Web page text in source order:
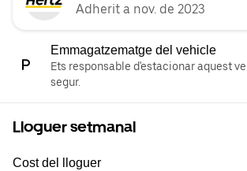
Adherit a nov. de 2023
Emmagatzematge del vehicle
Ets responsable d'estacionar aquest
segur.
Lloguer setmanal
Cost del lloguer